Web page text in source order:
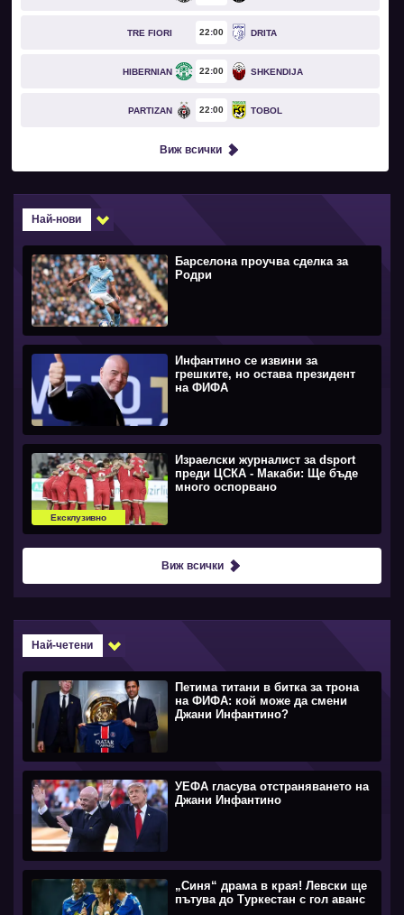
TRE FIORI 22 00 DRITA
HIBERNIAN 22 00 SHKENDIJA
PARTIZAN 22 00 TOBOL
Виж всички
Най-нови
Барселона проучва сделка за
Родри
Инфантино се извини за
грешките, но остава президент
на ФИФА
Ексклузивно
Израелски журналист за dsport
преди ЦСКА - Макаби: Ще бъде
много оспорвано
Виж всички
Най-четени
Петима титани в битка за трона
на ФИФА: кой може да смени
Джани Инфантино?
УЕФА гласува отстраняването на
Джани Инфантино
„Синя“ драма в края! Левски ще
пътува до Туркестан с гол аванс